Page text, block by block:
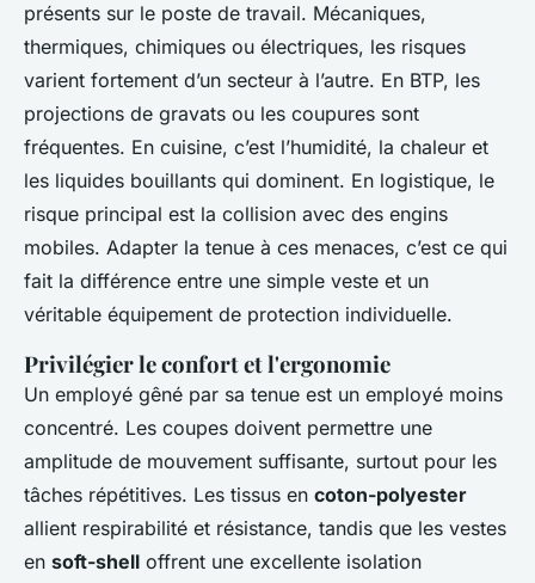
présents sur le poste de travail. Mécaniques,
thermiques, chimiques ou électriques, les risques
varient fortement d’un secteur à l’autre. En BTP, les
projections de gravats ou les coupures sont
fréquentes. En cuisine, c’est l’humidité, la chaleur et
les liquides bouillants qui dominent. En logistique, le
risque principal est la collision avec des engins
mobiles. Adapter la tenue à ces menaces, c’est ce qui
fait la différence entre une simple veste et un
véritable équipement de protection individuelle.
Privilégier le confort et l'ergonomie
Un employé gêné par sa tenue est un employé moins
concentré. Les coupes doivent permettre une
amplitude de mouvement suffisante, surtout pour les
tâches répétitives. Les tissus en coton-polyester
allient respirabilité et résistance, tandis que les vestes
en soft-shell offrent une excellente isolation